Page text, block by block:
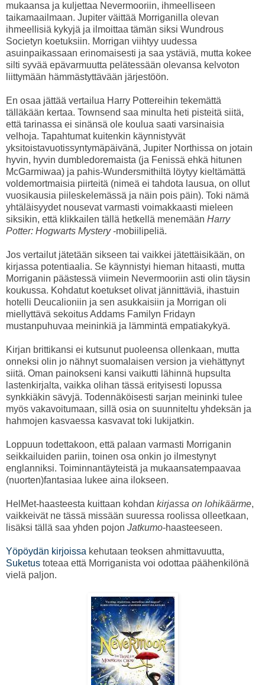
mukaansa ja kuljettaa Nevermooriin, ihmeelliseen
taikamaailmaan. Jupiter väittää Morriganilla olevan
ihmeellisiä kykyjä ja ilmoittaa tämän siksi Wundrous
Societyn koetuksiin. Morrigan viihtyy uudessa
asuinpaikassaan erinomaisesti ja saa ystäviä, mutta kokee
silti syvää epävarmuutta pelätessään olevansa kelvoton
liittymään hämmästyttävään järjestöön.
En osaa jättää vertailua Harry Pottereihin tekemättä
tälläkään kertaa. Townsend saa minulta heti pisteitä siitä,
että tarinassa ei sinänsä ole koulua saati varsinaisia
velhoja. Tapahtumat kuitenkin käynnistyvät
yksitoistavuotissyntymäpäivänä, Jupiter Northissa on jotain
hyvin, hyvin dumbledoremaista (ja Fenissä ehkä hitunen
McGarmiwaa) ja pahis-Wundersmithiltä löytyy kieltämättä
voldemortmaisia piirteitä (nimeä ei tahdota lausua, on ollut
vuosikausia piileskelemässä ja näin pois päin). Toki nämä
yhtäläisyydet nousevat varmasti voimakkaasti mieleen
siksikin, että klikkailen tällä hetkellä menemään Harry
Potter: Hogwarts Mystery-mobiilipeliä.
Jos vertailut jätetään sikseen tai vaikkei jätettäisikään, on
kirjassa potentiaalia. Se käynnistyi hieman hitaasti, mutta
Morriganin päästessä viimein Nevermooriin asti olin täysin
koukussa. Kohdatut koetukset olivat jännittäviä, ihastuin
hotelli Deucalioniin ja sen asukkaisiin ja Morrigan oli
miellyttävä sekoitus Addams Familyn Fridayn
mustanpuhuvaa meininkiä ja lämmintä empatiakykyä.
Kirjan brittikansi ei kutsunut puoleensa ollenkaan, mutta
onneksi olin jo nähnyt suomalaisen version ja viehättynyt
siitä. Oman painokseni kansi vaikutti lähinnä hupsulta
lastenkirjalta, vaikka olihan tässä erityisesti lopussa
synkkiäkin sävyjä. Todennäköisesti sarjan meininki tulee
myös vakavoitumaan, sillä osia on suunniteltu yhdeksän ja
hahmojen kasvaessa kasvavat toki lukijatkin.
Loppuun todettakoon, että palaan varmasti Morriganin
seikkailuiden pariin, toinen osa onkin jo ilmestynyt
englanniksi. Toiminnantäyteistä ja mukaansatempaavaa
(nuorten)fantasiaa lukee aina ilokseen.
HelMet-haasteesta kuittaan kohdan kirjassa on lohikäärme,
vaikkeivät ne tässä missään suuressa roolissa olleetkaan,
lisäksi tällä saa yhden pojon Jatkumo-haasteeseen.
Yöpöydän kirjoissa kehutaan teoksen ahmittavuutta,
Suketus toteaa että Morriganista voi odottaa päähenkilönä
vielä paljon.